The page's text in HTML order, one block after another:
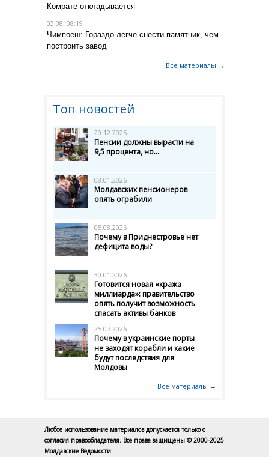
Комрате откладывается
03.08, 08:19
Чимпоеш: Гораздо легче снести памятник, чем
построить завод
Все материалы →
Топ новостей
20.12.2025
Пенсии должны вырасти на
9,5 процента, но...
08.01.2026
Молдавских пенсионеров
опять ограбили
05.08.2026
Почему в Приднестровье нет
дефицита воды?
30.01.2026
Готовится новая «кража
миллиарда»: правительство
опять получит возможность
спасать активы банков
25.07.2026
Почему в украинские порты
не заходят корабли и какие
будут последствия для
Молдовы
Все материалы →
Любое использование материалов допускается только с
согласия правообладателя. Все права защищены © 2000-2025
Молдавские Ведомости.